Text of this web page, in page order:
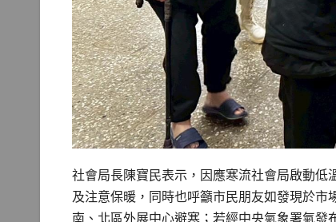
社會局長陳寶民表示，因應寒流社會局啟動
及注意保暖，同時也呼籲市民朋友如發現於
南、北區外展中心避寒；若經中央氣象署氣